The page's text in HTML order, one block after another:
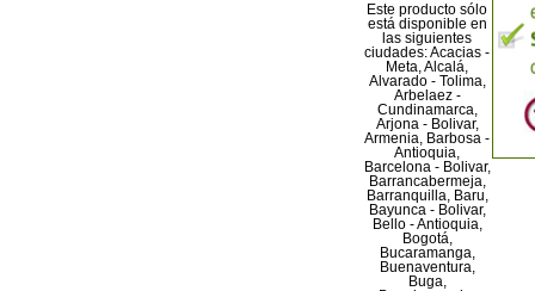
Este producto sólo
está disponible en
las siguientes
ciudades: Acacias -
Meta, Alcalá,
Alvarado - Tolima,
Arbelaez -
Cundinamarca,
Arjona - Bolivar,
Armenia, Barbosa -
Antioquia,
Barcelona - Bolivar,
Barrancabermeja,
Barranquilla, Baru,
Bayunca - Bolivar,
Bello - Antioquia,
Bogotá,
Bucaramanga,
Buenaventura,
Buga,